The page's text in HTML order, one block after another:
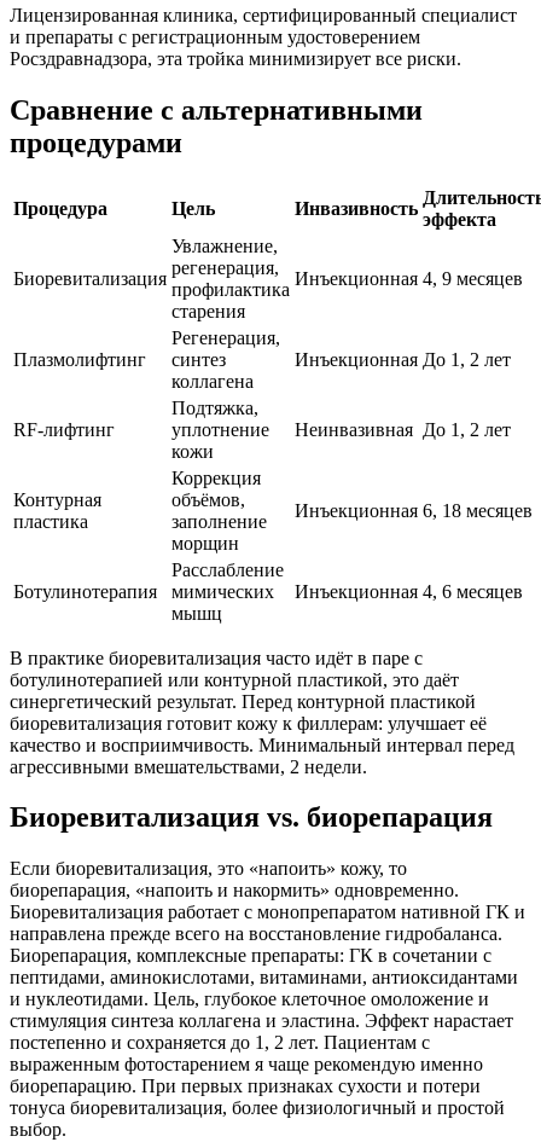
Лицензированная клиника, сертифицированный специалист
и препараты с регистрационным удостоверением
Росздравнадзора, эта тройка минимизирует все риски.
Сравнение с альтернативными
процедурами
Процедура Цель Инвазивность
эффекта
Биоревитализация
Увлажнение,
регенерация,
профилактика
старения
Инъекционная 4, 9 месяцев
Плазмолифтинг
Регенерация,
синтез
коллагена
Инъекционная До 1, 2 лет
RF-лифтинг
Подтяжка,
уплотнение
кожи
Неинвазивная До 1, 2 лет
Контурная
пластика
Коррекция
объёмов,
заполнение
морщин
Инъекционная 6, 18 месяцев
Ботулинотерапия
Расслабление
мимических
мышц
Инъекционная 4, 6 месяцев
В практике биоревитализация часто идёт в паре с
ботулинотерапией или контурной пластикой, это даёт
синергетический результат. Перед контурной пластикой
биоревитализация готовит кожу к филлерам: улучшает её
качество и восприимчивость. Минимальный интервал перед
агрессивными вмешательствами, 2 недели.
Биоревитализация vs. биорепарация
Если биоревитализация, это «напоить» кожу, то
биорепарация, «напоить и накормить» одновременно.
Биоревитализация работает с монопрепаратом нативной ГК и
направлена прежде всего на восстановление гидробаланса.
Биорепарация, комплексные препараты: ГК в сочетании с
пептидами, аминокислотами, витаминами, антиоксидантами
и нуклеотидами. Цель, глубокое клеточное омоложение и
стимуляция синтеза коллагена и эластина. Эффект нарастает
постепенно и сохраняется до 1, 2 лет. Пациентам с
выраженным фотостарением я чаще рекомендую именно
биорепарацию. При первых признаках сухости и потери
тонуса биоревитализация, более физиологичный и простой
выбор.